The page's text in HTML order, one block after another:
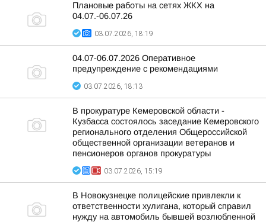
Плановые работы на сетях ЖКХ на
04.07.-06.07.26
03.07.2026, 18:19
04.07-06.07.2026 Оперативное
предупреждение с рекомендациями
03.07.2026, 18:13
В прокуратуре Кемеровской области -
Кузбасса состоялось заседание Кемеровского
регионального отделения Общероссийской
общественной организации ветеранов и
пенсионеров органов прокуратуры
03.07.2026, 15:19
В Новокузнецке полицейские привлекли к
ответственности хулигана, который справил
нужду на автомобиль бывшей возлюбленной